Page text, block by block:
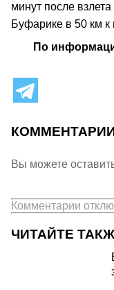
минут после
Буфарике в 50 км к
По
Вы можете
Комментарии
ЧИТАЙТЕ